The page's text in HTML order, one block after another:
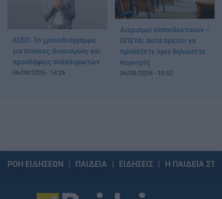
ΑΣΕΠ: Το χρονοδιάγραμμα
για πίνακες, διορισμούς και
προσλήψεις αναπληρωτών
06/08/2026 - 14:26
Διορισμοί εκπαιδευτικών –
ΟΠΣΥΔ: Αυτά πρέπει να
προσέξετε πριν δηλώσετε
περιοχές
06/08/2026 - 13:52
ΡΟΗ ΕΙΔΗΣΕΩΝ ΠΑΙΔΕΙΑ ΕΙΔΗΣΕΙΣ Η ΠΑΙΔΕΙΑ